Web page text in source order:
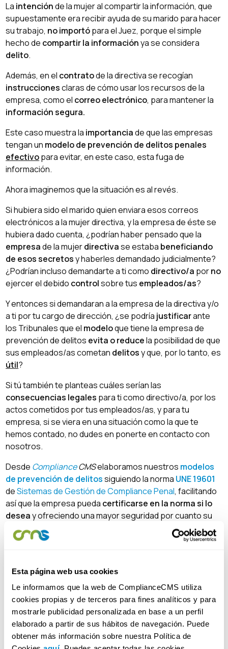
Esta página web usa cookies
Le informamos que la web de ComplianceCMS utiliza
cookies propias y de terceros para fines analíticos y para
mostrarle publicidad personalizada en base a un perfil
elaborado a partir de sus hábitos de navegación. Puede
obtener más información sobre nuestra Política de
La intenciónde la mujer al compartir la información, que
supuestamente era recibir ayuda de su marido para hacer
su trabajo, no importópara el Juez, porque el simple
hecho de compartir la informaciónya se considera
delito.
Además, en el contratode la directiva se recogían
instruccionesclaras de cómo usar los recursos de la
empresa, como el correo electrónico, para mantener la
información segura.
Este caso muestra la importanciade que las empresas
tengan un modelo de prevención de delitos penales
efectivopara evitar, en este caso, esta fuga de
información.
Ahora imaginemos que la situación es al revés.
Si hubiera sido el marido quien enviara esos correos
electrónicos a la mujer directiva, y la empresa de éste se
hubiera dado cuenta, ¿podrían haber pensado que la
empresade la mujerdirectivase estaba beneficiando
de esos secretosy haberles demandado judicialmente?
¿Podrían incluso demandarte a ti como directivo/a porno
ejercer el debido controlsobre tus empleados/as?
Y entonces si demandaran a la empresa de la directiva y/o
a ti por tu cargo de dirección, ¿se podría justificarante
los Tribunales que el modeloque tiene la empresa de
prevención de delitos evita o reducela posibilidad de que
sus empleados/as cometan delitosy que, por lo tanto, es
útil?
Si tú también te planteas cuáles serían las
consecuencias legales para ti como directivo/a, por los
actos cometidos por tus empleados/as, y para tu
empresa, si se viera en una situación como la que te
hemos contado, no dudes en ponerte en contacto con
nosotros.
Desde ComplianceCMSelaboramos nuestros modelos
de prevención de delitossiguiendo la norma UNE 19601
deSistemas de Gestión de Compliance Penal, facilitando
así que la empresa pueda certificarse en la norma si lo
deseay ofreciendo una mayor seguridad por cuanto su
Sistema de Gestión está alineado con un estándar
reconocido por los Tribunales
de compromiso con el Compliance Penal y puede influir
positivamente en la percepción del esfuerzo de la
empresa por cumplir con sus obligaciones legales, pero
es importante destacar que es la implementación
efectiva y el funcionamiento práctico delSistema de
Gestión de Compliance Penallo que será determinante
para los jueces al evaluar su efectividad.